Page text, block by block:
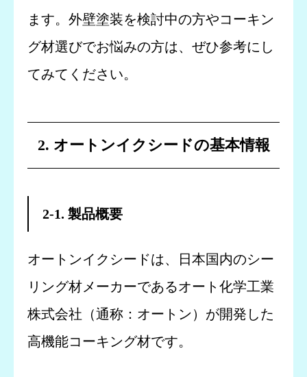
ます。外壁塗装を検討中の方やコーキン
グ材選びでお悩みの方は、ぜひ参考にし
てみてください。
2. オートンイクシードの基本情報
2-1. 製品概要
オートンイクシードは、日本国内のシー
リング材メーカーであるオート化学工業
株式会社（通称：オートン）が開発した
高機能コーキング材です。